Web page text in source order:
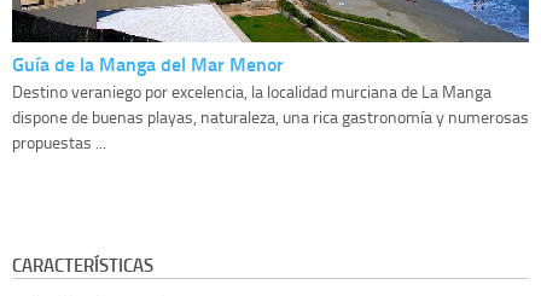
Guía de la Manga del Mar Menor
Destino veraniego por excelencia, la localidad murciana de La Manga
dispone de buenas playas, naturaleza, una rica gastronomía y numerosas
propuestas ...
CARACTERÍSTICAS